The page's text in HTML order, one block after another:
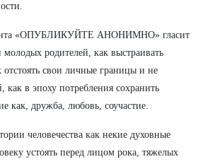
«ОПУБЛИКУЙТЕ АНОНИМНО» гласит
родителей, как выстраивать
свои личные границы и не
как в эпоху потребления сохранить
как, дружба, любовь, соучастие.
человечества как некие духовные
устоять перед лицом рока, тяжелых